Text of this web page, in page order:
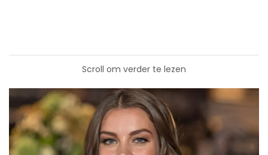
Scroll om verder te lezen